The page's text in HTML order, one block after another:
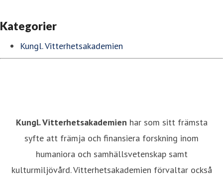
Kategorier
Kungl. Vitterhetsakademien
Kungl. Vitterhetsakademien har som sitt främsta
syfte att främja och finansiera forskning inom
humaniora och samhällsvetenskap samt
kulturmiljövård. Vitterhetsakademien förvaltar också